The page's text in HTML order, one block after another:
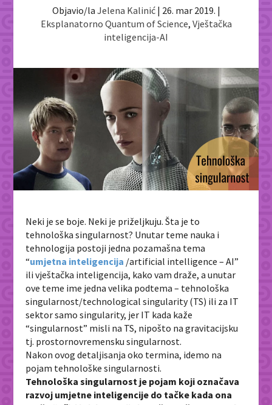
Objavio/la Jelena Kalinić| 26. mar 2019. |
Eksplanatorno Quantum of Science, Vještačka
inteligencija-AI
Neki je se boje. Neki je priželjkuju. Šta je to
tehnološka singularnost? Unutar teme nauka i
tehnologija postoji jedna pozamašna tema
“umjetna inteligencija /artificial intelligence – AI”
ili vještačka inteligencija, kako vam draže, a unutar
ove teme ime jedna velika podtema – tehnološka
singularnost/technological singularity(TS) ili za IT
sektor samosingularity, jer IT kada kaže
“singularnost” misli na TS, nipošto na gravitacijsku
tj. prostornovremensku singularnost.
Nakon ovog detaljisanja oko termina, idemo na
pojam tehnološke singularnosti.
Tehnološka singularnost je pojam koji označava
razvoj umjetne inteligencije do tačke kada ona